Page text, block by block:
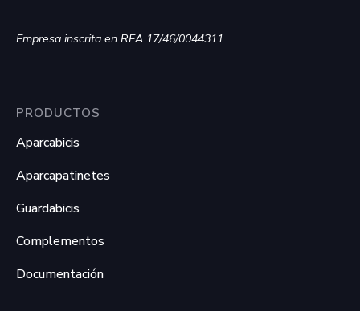
Empresa inscrita en REA 17/46/0044311
PRODUCTOS
Aparcabicis
Aparcapatinetes
Guardabicis
Complementos
Documentación